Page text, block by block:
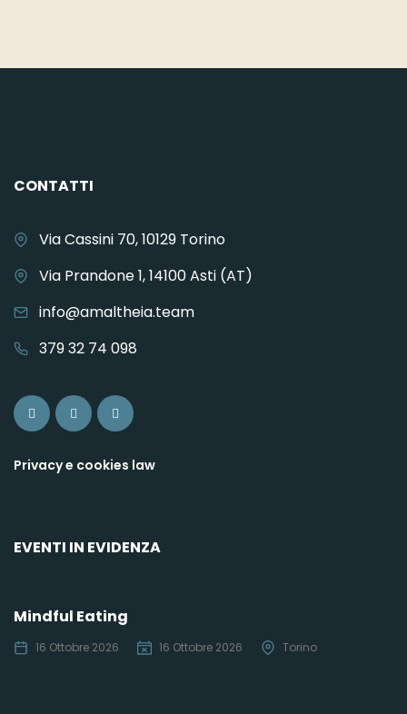
CONTATTI
Via Cassini 70, 10129 Torino
Via Prandone 1, 14100 Asti (AT)
info@amaltheia.team
379 32 74 098
Privacy e cookies law
EVENTI IN EVIDENZA
Mindful Eating
16 Ottobre 2026 16 Ottobre 2026 Torino